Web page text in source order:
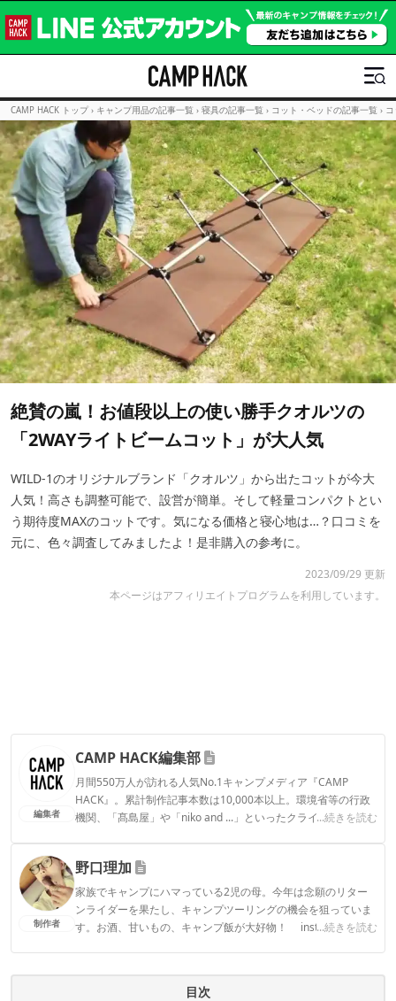
CAMP HACK トップ › キャンプ用品の記事一覧 › 寝具の記事一覧 › コット・ベッドの記事一覧 ›
絶賛の嵐！お値段以上の使い勝手クオルツの
「2WAYライトビームコット」が大人気
WILD-1のオリジナルブランド「クオルツ」から出たコットが今大
人気！高さも調整可能で、設営が簡単。そして軽量コンパクトとい
う期待度MAXのコットです。気になる価格と寝心地は…？口コミを
元に、色々調査してみましたよ！是非購入の参考に。
2023/09/29 更新
本ページはアフィリエイトプログラムを利用しています。
編集者
CAMP HACK編集部
月間550万人が訪れる人気No.1キャンプメディア『CAMP
HACK』。累計制作記事本数は10,000本以上。環境省等の行政
機関、「髙島屋」や「niko and ...」といったクライアントとの
...続きを読む
CAMP HACK編集部のプロフィール
制作者
野口理加
家族でキャンプにハマっている2児の母。今年は念願のリター
ンライダーを果たし、キャンプツーリングの機会を狙っていま
す。お酒、甘いもの、キャンプ飯が大好物！ instagramアカ
...続きを読む
目次